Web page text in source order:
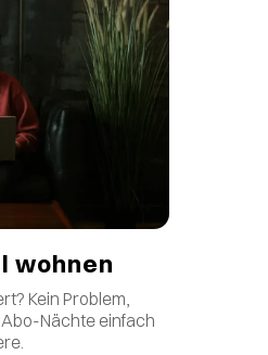
wohnen
Kein Problem,
Nächte einfach